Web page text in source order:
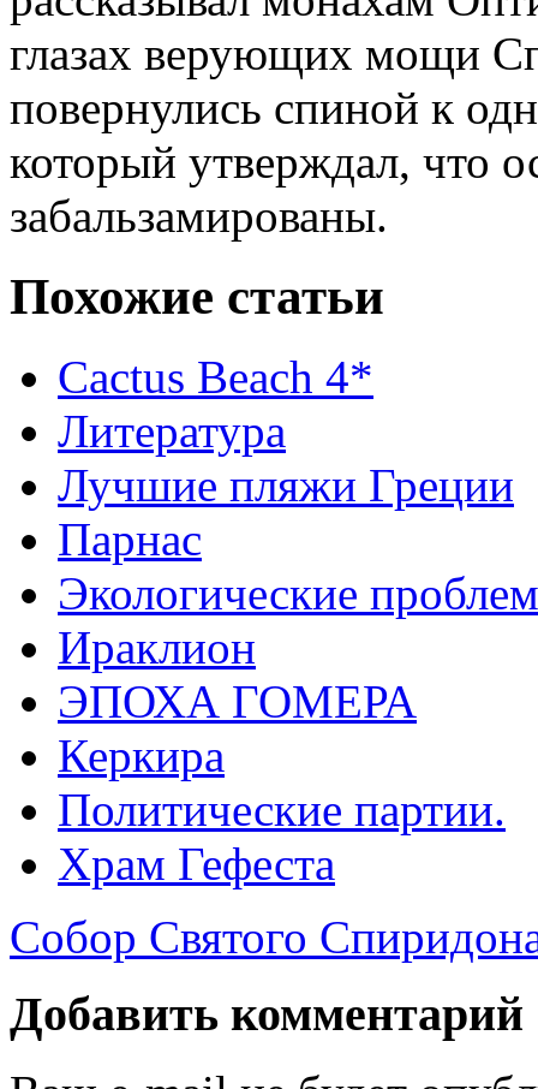
глазах верующих мощи
повернулись спиной к
который утверждал, что
забальзамированы.
Похожие статьи
Cactus Beach 4*
Литература
Лучшие пляжи Греции
Парнас
Экологические
Ираклион
ЭПОХА ГОМЕРА
Керкира
Политические партии.
Храм Гефеста
Собор Святого
Добавить комментарий